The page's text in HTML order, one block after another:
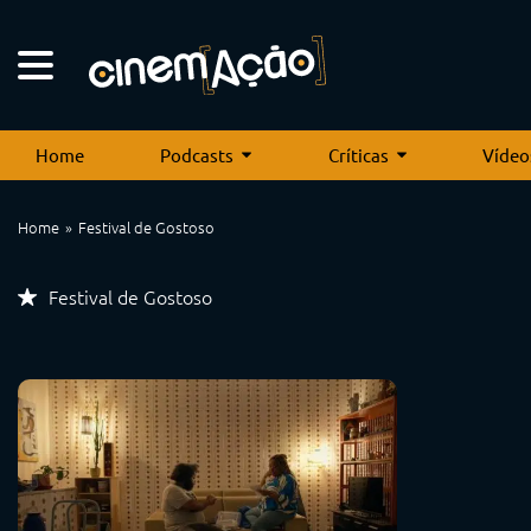
Home Podcasts Críticas
Home Festival de Gostoso
Festival de Gostoso